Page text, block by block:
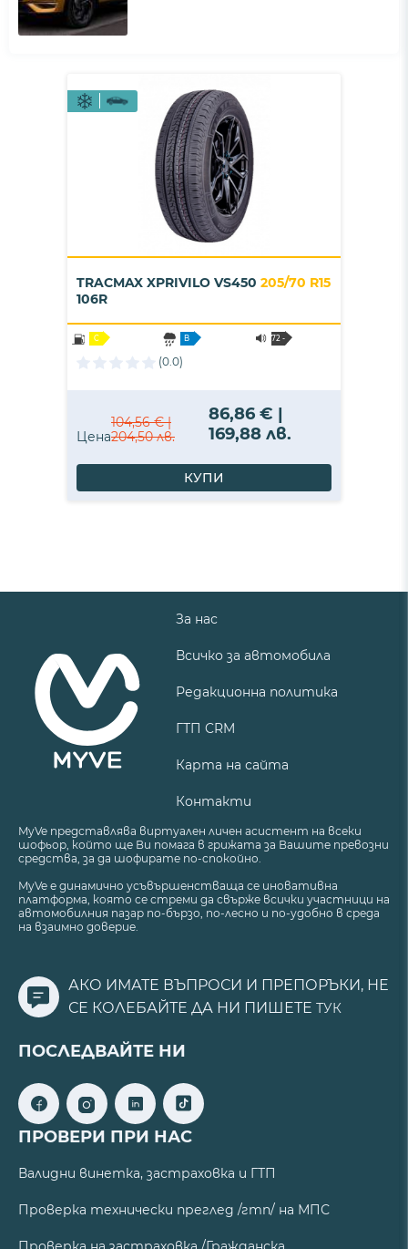
TRACMAX XPRIVILO VS450 205/70 R15
106R
C B
72 -
(0.0)
Цена
104,56 € |
204,50 лв.
86,86 € |
169,88 лв.
КУПИ
За нас
Всичко за автомобила
Редакционна политика
ГТП CRM
Карта на сайта
Контакти
MyVe представлява виртуален личен асистент на всеки
шофьор, който ще Ви помага в грижата за Вашите превозни
средства, за да шофирате по-спокойно.
MyVe е динамично усъвършенстваща се иновативна
платформа, която се стреми да свърже всички участници на
автомобилния пазар по-бързо, по-лесно и по-удобно в среда
на взаимно доверие.
АКО ИМАТЕ ВЪПРОСИ И ПРЕПОРЪКИ, НЕ
СЕ КОЛЕБАЙТЕ ДА НИ ПИШЕТЕ ТУК
ПОСЛЕДВАЙТЕ НИ
ПРОВЕРИ ПРИ НАС
Валидни винетка, застраховка и ГТП
Проверка технически преглед /гтп/ на МПС